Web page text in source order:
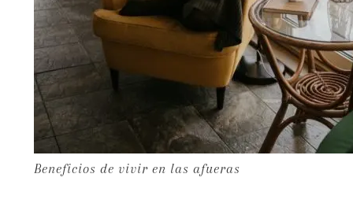
Beneficios de vivir en las afueras